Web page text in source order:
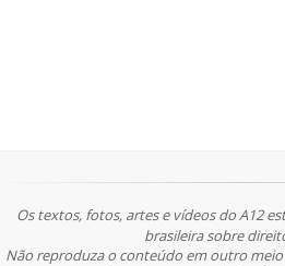
Os textos, fotos, artes e vídeos do A12
brasileira sobre
Não reproduza o conteúdo em outro